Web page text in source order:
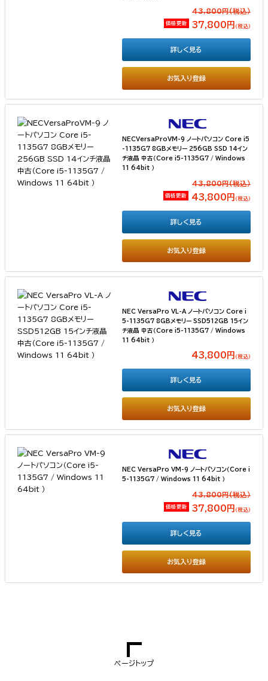
43,800円(税込）
価格更新 37,800円 （税込）
お気入り登録
詳しく見る
NECVersaProVM-9 ノートパソコン Core i5
-1135G7 8GBメモリー 256GB SSD 14イン
チ液晶 中古（Core i5-1135G7 / Windows
11 64bit ）
43,800円(税込）
価格更新 43,800円 （税込）
お気入り登録
詳しく見る
NEC VersaPro VL-A ノートパソコン Core i
5-1135G7 8GBメモリー SSD512GB 15イン
チ液晶 中古（Core i5-1135G7 / Windows
11 64bit ）
43,800円 （税込）
お気入り登録
詳しく見る
NEC VersaPro VM-9 ノートパソコン（Core i
5-1135G7 / Windows 11 64bit ）
43,800円(税込）
価格更新 37,800円 （税込）
お気入り登録
詳しく見る
ページトップ